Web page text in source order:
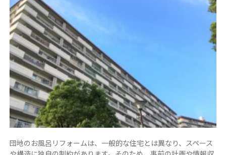
団地のお風呂リフォームは、一般的な住宅とは異なり、スペース